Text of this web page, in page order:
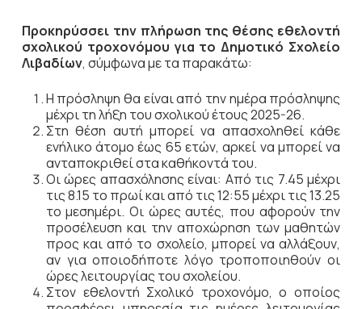
Προκηρύσσει την πλήρωση της θέσης εθελοντή
σχολικού τροχονόμου για το Δημοτικό Σχολείο
Λιβαδίων, σύμφωνα με τα παρακάτω:
Η πρόσληψη θα είναι από την ηµέρα πρόσληψης
µέχρι τη λήξη του σχολικού έτους 2025-26.
Στη θέση αυτή µπορεί να απασχοληθεί κάθε
ενήλικο άτοµο έως 65 ετών, αρκεί να μπορεί να
ανταποκριθεί στα καθήκοντά του.
Οι ώρες απασχόλησης είναι: Από τις 7.45 µέχρι
τις 8.15 το πρωί και από τις 12:55 µέχρι τις 13.25
το µεσηµέρι. Οι ώρες αυτές, που αφορούν την
προσέλευση και την αποχώρηση των µαθητών
προς και από το σχολείο, µπορεί να αλλάξουν,
αν για οποιοδήποτε λόγο τροποποιηθούν οι
ώρες λειτουργίας του σχολείου.
Στον εθελοντή Σχολικό τροχονόµο, ο οποίος